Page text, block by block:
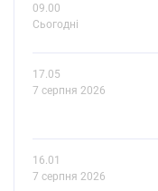
09.00
Сьогодні
17.05
7 серпня 2026
16.01
7 серпня 2026